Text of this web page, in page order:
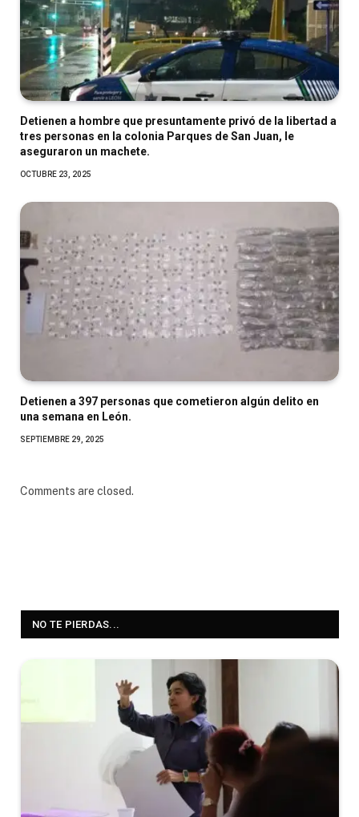
Detienen a hombre que presuntamente privó de la libertad a
tres personas en la colonia Parques de San Juan, le
aseguraron un machete.
OCTUBRE 23, 2025
Detienen a 397 personas que cometieron algún delito en
una semana en León.
SEPTIEMBRE 29, 2025
Comments are closed.
NO TE PIERDAS...